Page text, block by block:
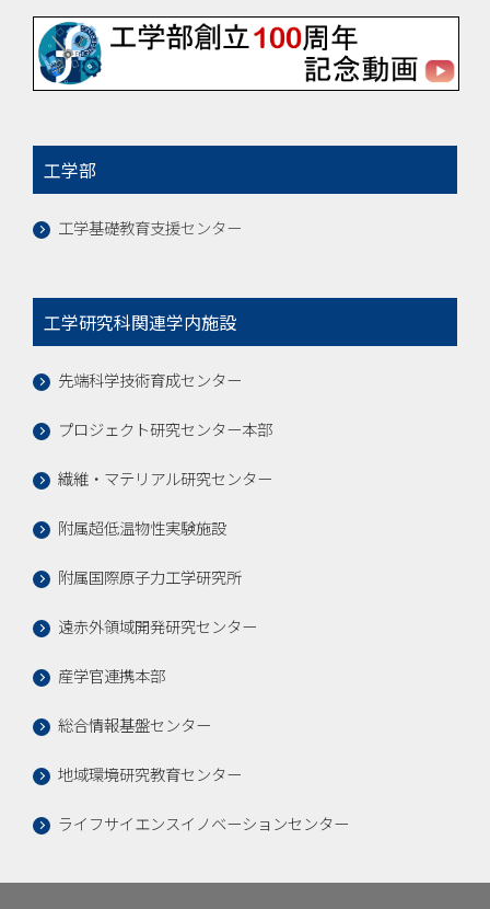
工学部
工学基礎教育支援センター
工学研究科関連学内施設
先端科学技術育成センター
プロジェクト研究センター本部
繊維・マテリアル研究センター
附属超低温物性実験施設
附属国際原子力工学研究所
遠赤外領域開発研究センター
産学官連携本部
総合情報基盤センター
地域環境研究教育センター
ライフサイエンスイノベーションセンター